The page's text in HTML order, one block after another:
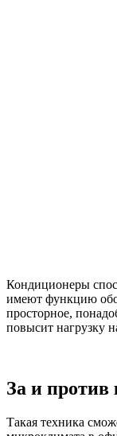
Кондиционеры
имеют функцию
просторное,
повысит нагрузку
За и против
Такая техника